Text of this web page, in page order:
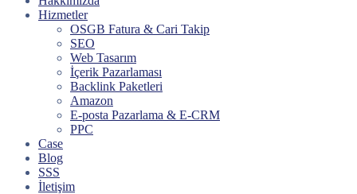
Hizmetler
OSGB Fatura & Cari Takip
SEO
Web Tasarım
İçerik Pazarlaması
Backlink Paketleri
Amazon
E-posta Pazarlama & E-CRM
PPC
Case
Blog
SSS
İletişim